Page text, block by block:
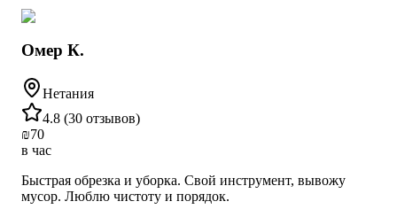
Омер К.
Нетания
4.8 (30 отзывов)
₪70
в час
Быстрая обрезка и уборка. Свой инструмент, вывожу
мусор. Люблю чистоту и порядок.